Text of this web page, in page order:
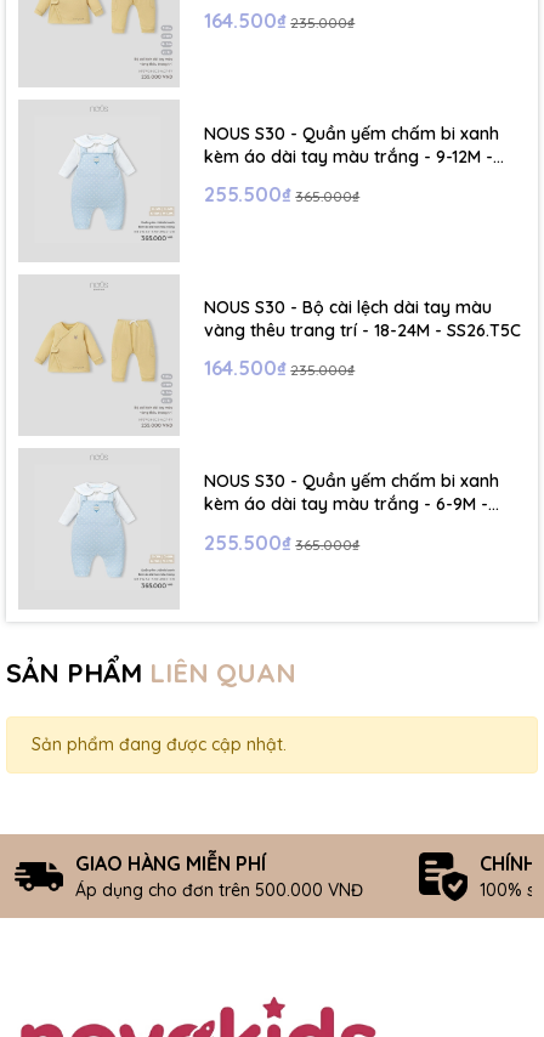
164.500₫ 235.000₫
NOUS S30 - Quần yếm chấm bi xanh
kèm áo dài tay màu trắng - 9-12M -
255.500₫ 365.000₫
NOUS S30 - Bộ cài lệch dài tay màu
vàng thêu trang trí - 18-24M - SS26.T5C
164.500₫ 235.000₫
NOUS S30 - Quần yếm chấm bi xanh
kèm áo dài tay màu trắng - 6-9M -
255.500₫ 365.000₫
SẢN PHẨM LIÊN QUAN
Sản phẩm đang được cập nhật.
GIAO HÀNG MIỄN PHÍ
Áp dụng cho đơn trên 500.000 VNĐ
CHÍNH
100%